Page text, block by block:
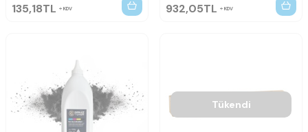
135,18TL KDV 932,05TL KDV
Tükendi